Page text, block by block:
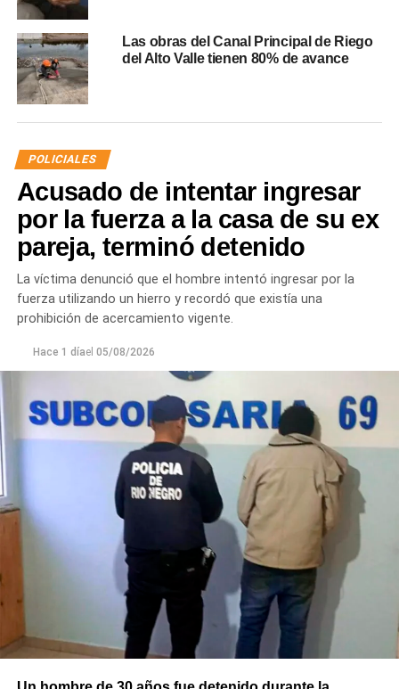
Las obras del Canal Principal de Riego
del Alto Valle tienen 80% de avance
POLICIALES
Acusado de intentar ingresar
por la fuerza a la casa de su ex
pareja, terminó detenido
La víctima denunció que el hombre intentó ingresar por la
fuerza utilizando un hierro y recordó que existía una
prohibición de acercamiento vigente.
Hace 1 díael 05/08/2026